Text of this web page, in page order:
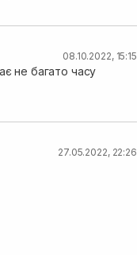
08.10.2022, 15:15
не багато часу
27.05.2022, 22:26